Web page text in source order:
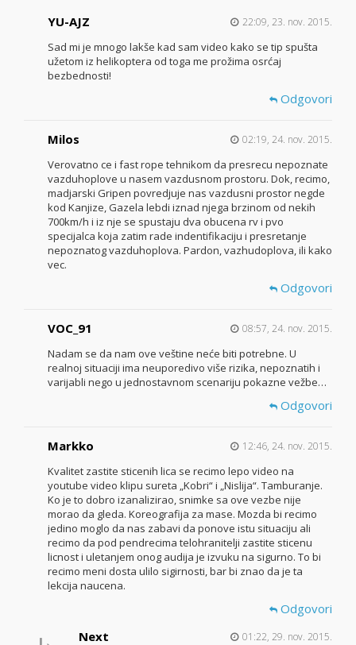
YU-AJZ 22:09, 23. nov. 2015.
Sad mi je mnogo lakše kad sam video kako se tip spušta
užetom iz helikoptera od toga me prožima osrćaj
bezbednosti!
Odgovori
Milos 02:19, 24. nov. 2015.
Verovatno ce i fast rope tehnikom da presrecu nepoznate
vazduhoplove u nasem vazdusnom prostoru. Dok, recimo,
madjarski Gripen povredjuje nas vazdusni prostor negde
kod Kanjize, Gazela lebdi iznad njega brzinom od nekih
700km/h i iz nje se spustaju dva obucena rv i pvo
specijalca koja zatim rade indentifikaciju i presretanje
nepoznatog vazduhoplova. Pardon, vazhudoplova, ili kako
vec.
Odgovori
VOC_91 08:57, 24. nov. 2015.
Nadam se da nam ove veštine neće biti potrebne. U
realnoj situaciji ima neuporedivo više rizika, nepoznatih i
varijabli nego u jednostavnom scenariju pokazne vežbe…
Odgovori
Markko 12:46, 24. nov. 2015.
Kvalitet zastite sticenih lica se recimo lepo video na
youtube video klipu sureta „Kobri“ i „Nislija“. Tamburanje.
Ko je to dobro izanalizirao, snimke sa ove vezbe nije
morao da gleda. Koreografija za mase. Mozda bi recimo
jedino moglo da nas zabavi da ponove istu situaciju ali
recimo da pod pendrecima telohranitelji zastite sticenu
licnost i uletanjem onog audija je izvuku na sigurno. To bi
recimo meni dosta ulilo sigirnosti, bar bi znao da je ta
lekcija naucena.
Odgovori
Next
01:22, 29. nov. 2015.